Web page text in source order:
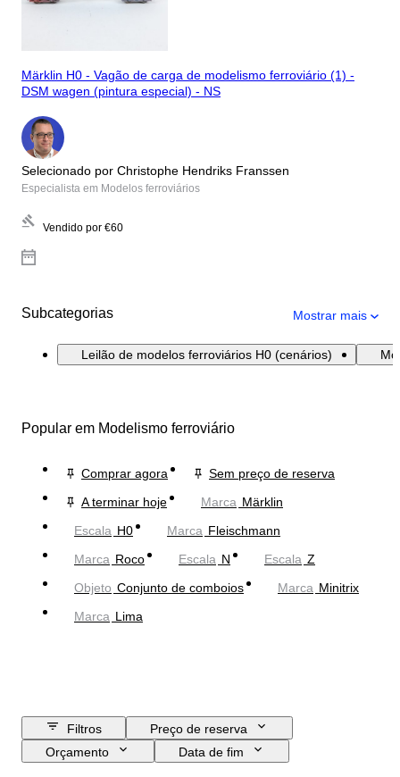
Märklin H0 - Vagão de carga de modelismo ferroviário (1) -
DSM wagen (pintura especial) - NS
Selecionado por Christophe Hendriks Franssen
Especialista em Modelos ferroviários
Vendido por €60
Subcategorias Mostrar mais
Leilão de modelos ferroviários H0 (cenários)
Popular em Modelismo ferroviário
Comprar agora
Sem preço de reserva
A terminar hoje
Marca Märklin
Escala H0 Marca Fleischmann
Marca Roco Escala N Escala Z
Objeto Conjunto de comboios Marca Minitrix
Marca Lima
Filtros
Preço de reserva
Orçamento
Data de fim